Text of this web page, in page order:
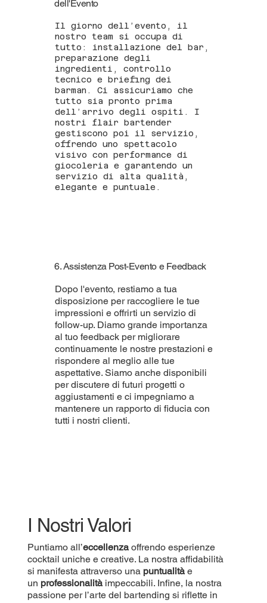
I Nostri Valori
Puntiamo all’eccellenzaoffrendo esperienze
cocktail uniche e creative. La nostra affidabilità
si manifesta attraverso una puntualitàe
un professionalitàimpeccabili. Infine, la nostra
passione per l’arte del bartending si riflette in
dell'Evento
Il giorno dell’evento, il
nostro team si occupa di
tutto: installazione del bar,
preparazione degli
ingredienti, controllo
tecnico e briefing dei
barman. Ci assicuriamo che
tutto sia pronto prima
dell’arrivo degli ospiti. I
nostri flair bartender
gestiscono poi il servizio,
offrendo uno spettacolo
visivo con performance di
giocoleria e garantendo un
servizio di alta qualità,
elegante e puntuale.
6. Assistenza Post-Evento e Feedback
Dopo l'evento, restiamo a tua
disposizione per raccogliere le tue
impressioni e offrirti un servizio di
follow-up. Diamo grande importanza
al tuo feedback per migliorare
continuamente le nostre prestazioni e
rispondere al meglio alle tue
aspettative. Siamo anche disponibili
per discutere di futuri progetti o
aggiustamenti e ci impegniamo a
mantenere un rapporto di fiducia con
tutti i nostri clienti.